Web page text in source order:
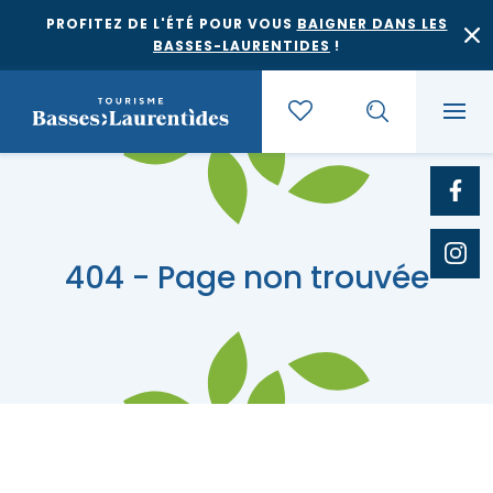
PROFITEZ DE L'ÉTÉ POUR VOUS BAIGNER DANS LES
BASSES-LAURENTIDES !
Agrotourisme et saveurs régionales
Festivals et événements
Où dormir
Bases de plein air
404 - Page non trouvée